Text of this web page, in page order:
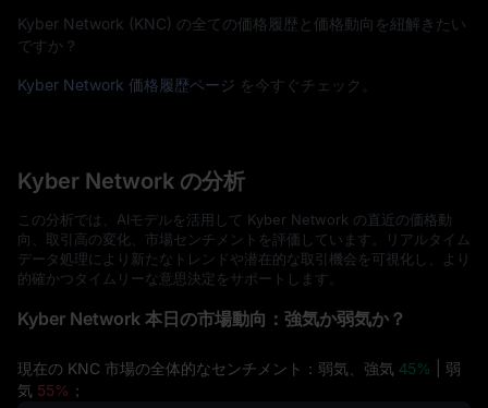
Kyber Network (KNC) の全ての価格履歴と価格動向を紐解きたい
ですか？
Kyber Network 価格履歴ページ を今すぐチェック。
Kyber Network の分析
この分析では、AIモデルを活用して Kyber Network の直近の価格動
向、取引高の変化、市場センチメントを評価しています。リアルタイム
データ処理により新たなトレンドや潜在的な取引機会を可視化し、より
的確かつタイムリーな意思決定をサポートします。
Kyber Network 本日の市場動向：強気か弱気か？
現在の KNC 市場の全体的なセンチメント：弱気、強気 45%
| 弱
気 55% ；